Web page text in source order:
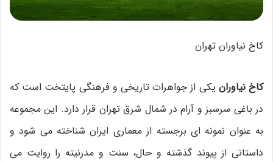
کاخ نیاوران تهران
کاخ نیاوران یکی از جواهرات تاریخی و فرهنگی پایتخت است که
در باغی سرسبز و آرام در شمال شرق تهران قرار دارد. این مجموعه
به عنوان نمونه ای برجسته از معماری ایران شناخته می شود و
داستانی از پیوند گذشته و حال، سنت و مدرنیته را روایت می